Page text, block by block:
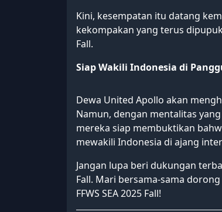
Kini, kesempatan itu datang
kekompakan yang terus
Fall.
Siap Wakili Indonesia di
Dewa United Apollo akan
Namun, dengan mentalitas
mereka siap membuktikan
mewakili Indonesia di ajang
Jangan lupa beri dukungan
Fall. Mari bersama-sama
FFWS SEA 2025 Fall!